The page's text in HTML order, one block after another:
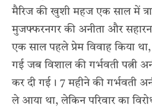
मैरिज की खुशी महज एक साल में
मुजफ्फरनगर की अनीता और
एक साल पहले प्रेम विवाह किया
गई जब विशाल की गर्भवती पत्नी
कर दी गई। 7 महीने की गर्भवती
ले आया था, लेकिन परिवार का